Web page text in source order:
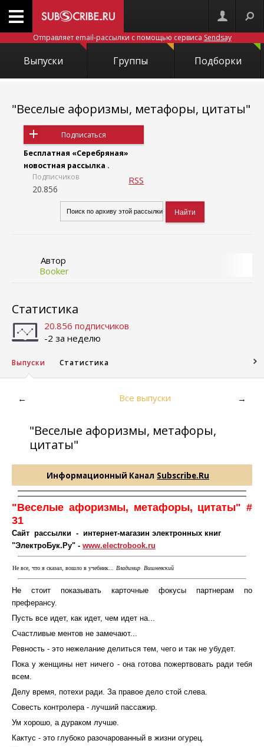
Отправляет email-рассылки с помощью сервиса Sendsay
Выпуски Группы Подборки
"Веселые афоризмы, метафоры, цитаты"
Подписаться
Бесплатная «Серебряная»
новостная рассылка .
Подписчиков
20.856
RSS
Автор
Booker
Статистика
20.856 подписчиков
-2 за неделю
Выпуски Статистика
← Все выпуски →
"Веселые афоризмы, метафоры,
цитаты"
Информационный Канал Subscribe.Ru
"Веселые афоризмы, метафоры, цитаты" #
31
Сайт рассылки - интернет-магазин электронных книг
"ЭлектроБук.Ру" - www.electrobook.ru
Не все, что я сказал, вошло в учебник... Владимир Вишневский
Не стоит показывать карточные фокусы партнерам по
преферансу.
Пусть все идет, как идет, чем идет на...
Счастливые ментов не замечают...
Ревность - это нежелание делиться тем, чего и так не убудет.
Пока у женщины нет ничего - она готова пожертвовать ради тебя
всем.
Делу время, потехи ради. За правое дело стой слева.
Совесть контролера - лучший пассажир.
Ум хорошо, а дураком лучше.
Кактус - это глубоко разочарованный в жизни огурец.